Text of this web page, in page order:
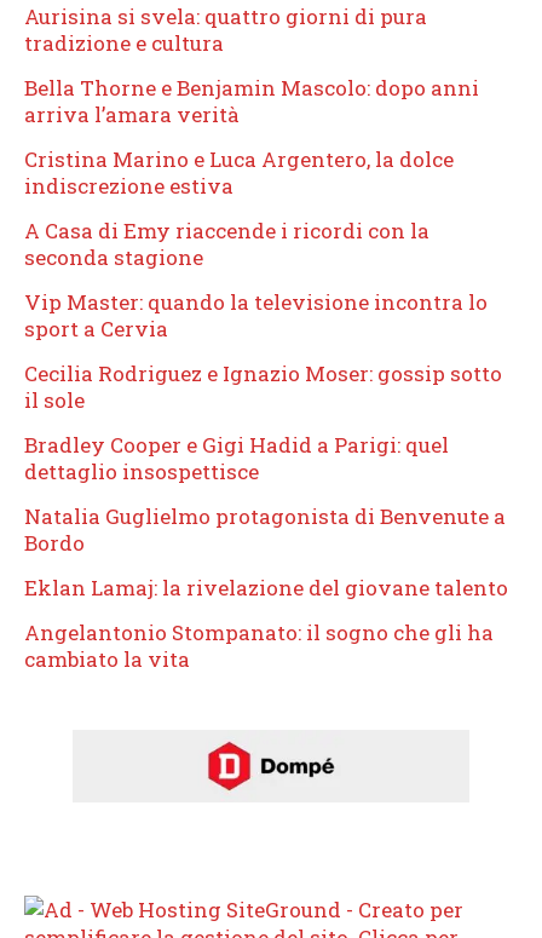
Aurisina si svela: quattro giorni di pura
tradizione e cultura
Bella Thorne e Benjamin Mascolo: dopo anni
arriva l’amara verità
Cristina Marino e Luca Argentero, la dolce
indiscrezione estiva
A Casa di Emy riaccende i ricordi con la
seconda stagione
Vip Master: quando la televisione incontra lo
sport a Cervia
Cecilia Rodriguez e Ignazio Moser: gossip sotto
il sole
Bradley Cooper e Gigi Hadid a Parigi: quel
dettaglio insospettisce
Natalia Guglielmo protagonista di Benvenute a
Bordo
Eklan Lamaj: la rivelazione del giovane talento
Angelantonio Stompanato: il sogno che gli ha
cambiato la vita